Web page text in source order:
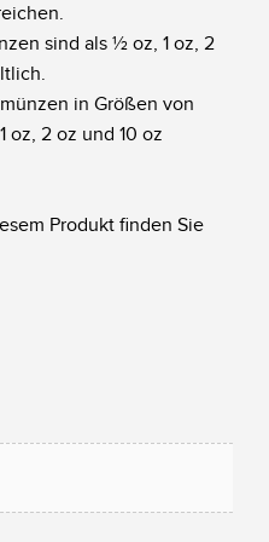
sind als ½ oz, 1 oz, 2
in Größen von
oz, 2 oz und 10 oz
Produkt finden Sie